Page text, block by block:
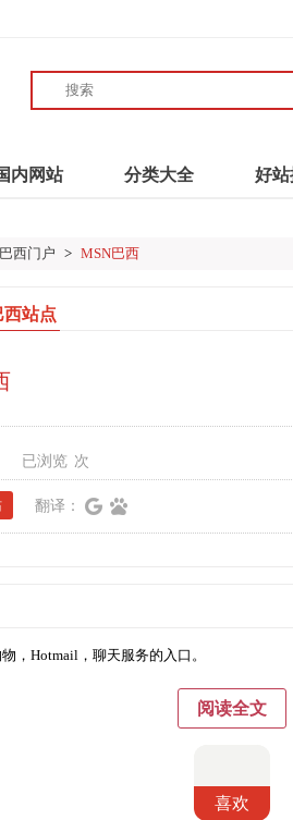
内网站 分类大全 好
巴西门户 > MSN巴西
站点
已浏览 次
翻译：
，Hotmail，聊天服务的入口。
阅读全文
喜欢